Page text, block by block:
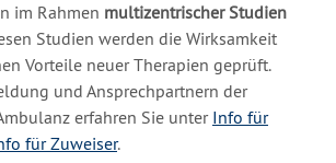
im Rahmen multizentrischer Studien
Studien werden die Wirksamkeit
Vorteile neuer Therapien geprüft.
und Ansprechpartnern der
erfahren Sie unter Info für
für Zuweiser.